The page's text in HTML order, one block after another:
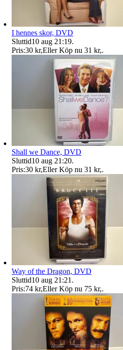
I hennes skor, DVD
Sluttid10 aug 21:19.
Pris:30 kr,Eller Köp nu 31 kr,.
Shall we Dance, DVD
Sluttid10 aug 21:20.
Pris:30 kr,Eller Köp nu 31 kr,.
Way of the Dragon, DVD
Sluttid10 aug 21:21 .
Pris:74 kr,Eller Köp nu 75 kr,.